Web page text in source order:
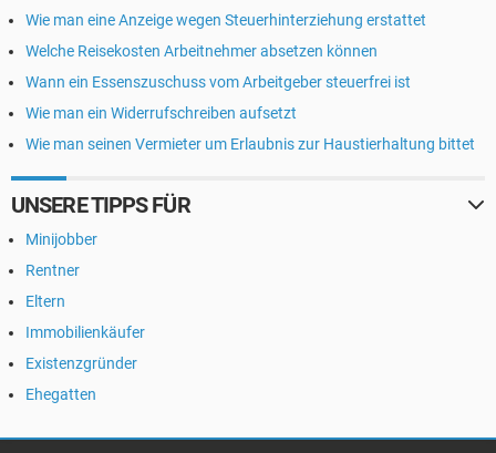
Wie man eine Anzeige wegen Steuerhinterziehung erstattet
Welche Reisekosten Arbeitnehmer absetzen können
Wann ein Essenszuschuss vom Arbeitgeber steuerfrei ist
Wie man ein Widerrufschreiben aufsetzt
Wie man seinen Vermieter um Erlaubnis zur Haustierhaltung bittet
UNSERE TIPPS FÜR
Minijobber
Rentner
Eltern
Immobilienkäufer
Existenzgründer
Ehegatten